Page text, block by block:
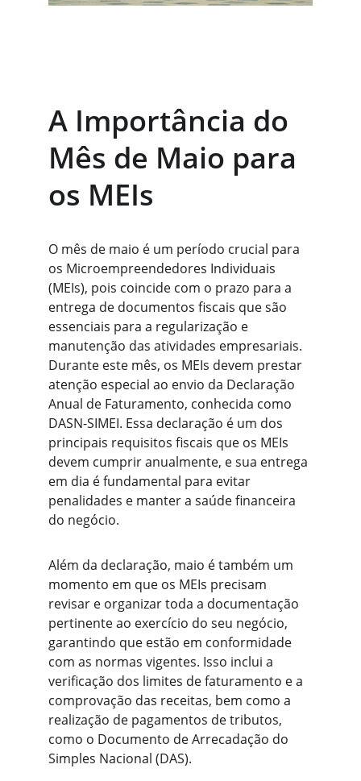
A Importância do
Mês de Maio para
os MEIs
O mês de maio é um período crucial para
os Microempreendedores Individuais
(MEIs), pois coincide com o prazo para a
entrega de documentos fiscais que são
essenciais para a regularização e
manutenção das atividades empresariais.
Durante este mês, os MEIs devem prestar
atenção especial ao envio da Declaração
Anual de Faturamento, conhecida como
DASN-SIMEI. Essa declaração é um dos
principais requisitos fiscais que os MEIs
devem cumprir anualmente, e sua entrega
em dia é fundamental para evitar
penalidades e manter a saúde financeira
do negócio.
Além da declaração, maio é também um
momento em que os MEIs precisam
revisar e organizar toda a documentação
pertinente ao exercício do seu negócio,
garantindo que estão em conformidade
com as normas vigentes. Isso inclui a
verificação dos limites de faturamento e a
comprovação das receitas, bem como a
realização de pagamentos de tributos,
como o Documento de Arrecadação do
Simples Nacional (DAS).